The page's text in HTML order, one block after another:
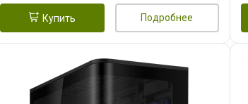
Купить Подробнее